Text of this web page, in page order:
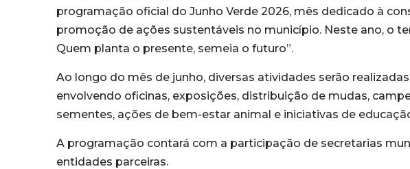
programação oficial do Junho Verde 2026, mês dedicado à
promoção de ações sustentáveis no município. Neste ano, o
Quem planta o presente, semeia o futuro”.
Ao longo do mês de junho, diversas atividades serão
envolvendo oficinas, exposições, distribuição de mudas,
sementes, ações de bem-estar animal e iniciativas de
A programação contará com a participação de secretarias
entidades parceiras.